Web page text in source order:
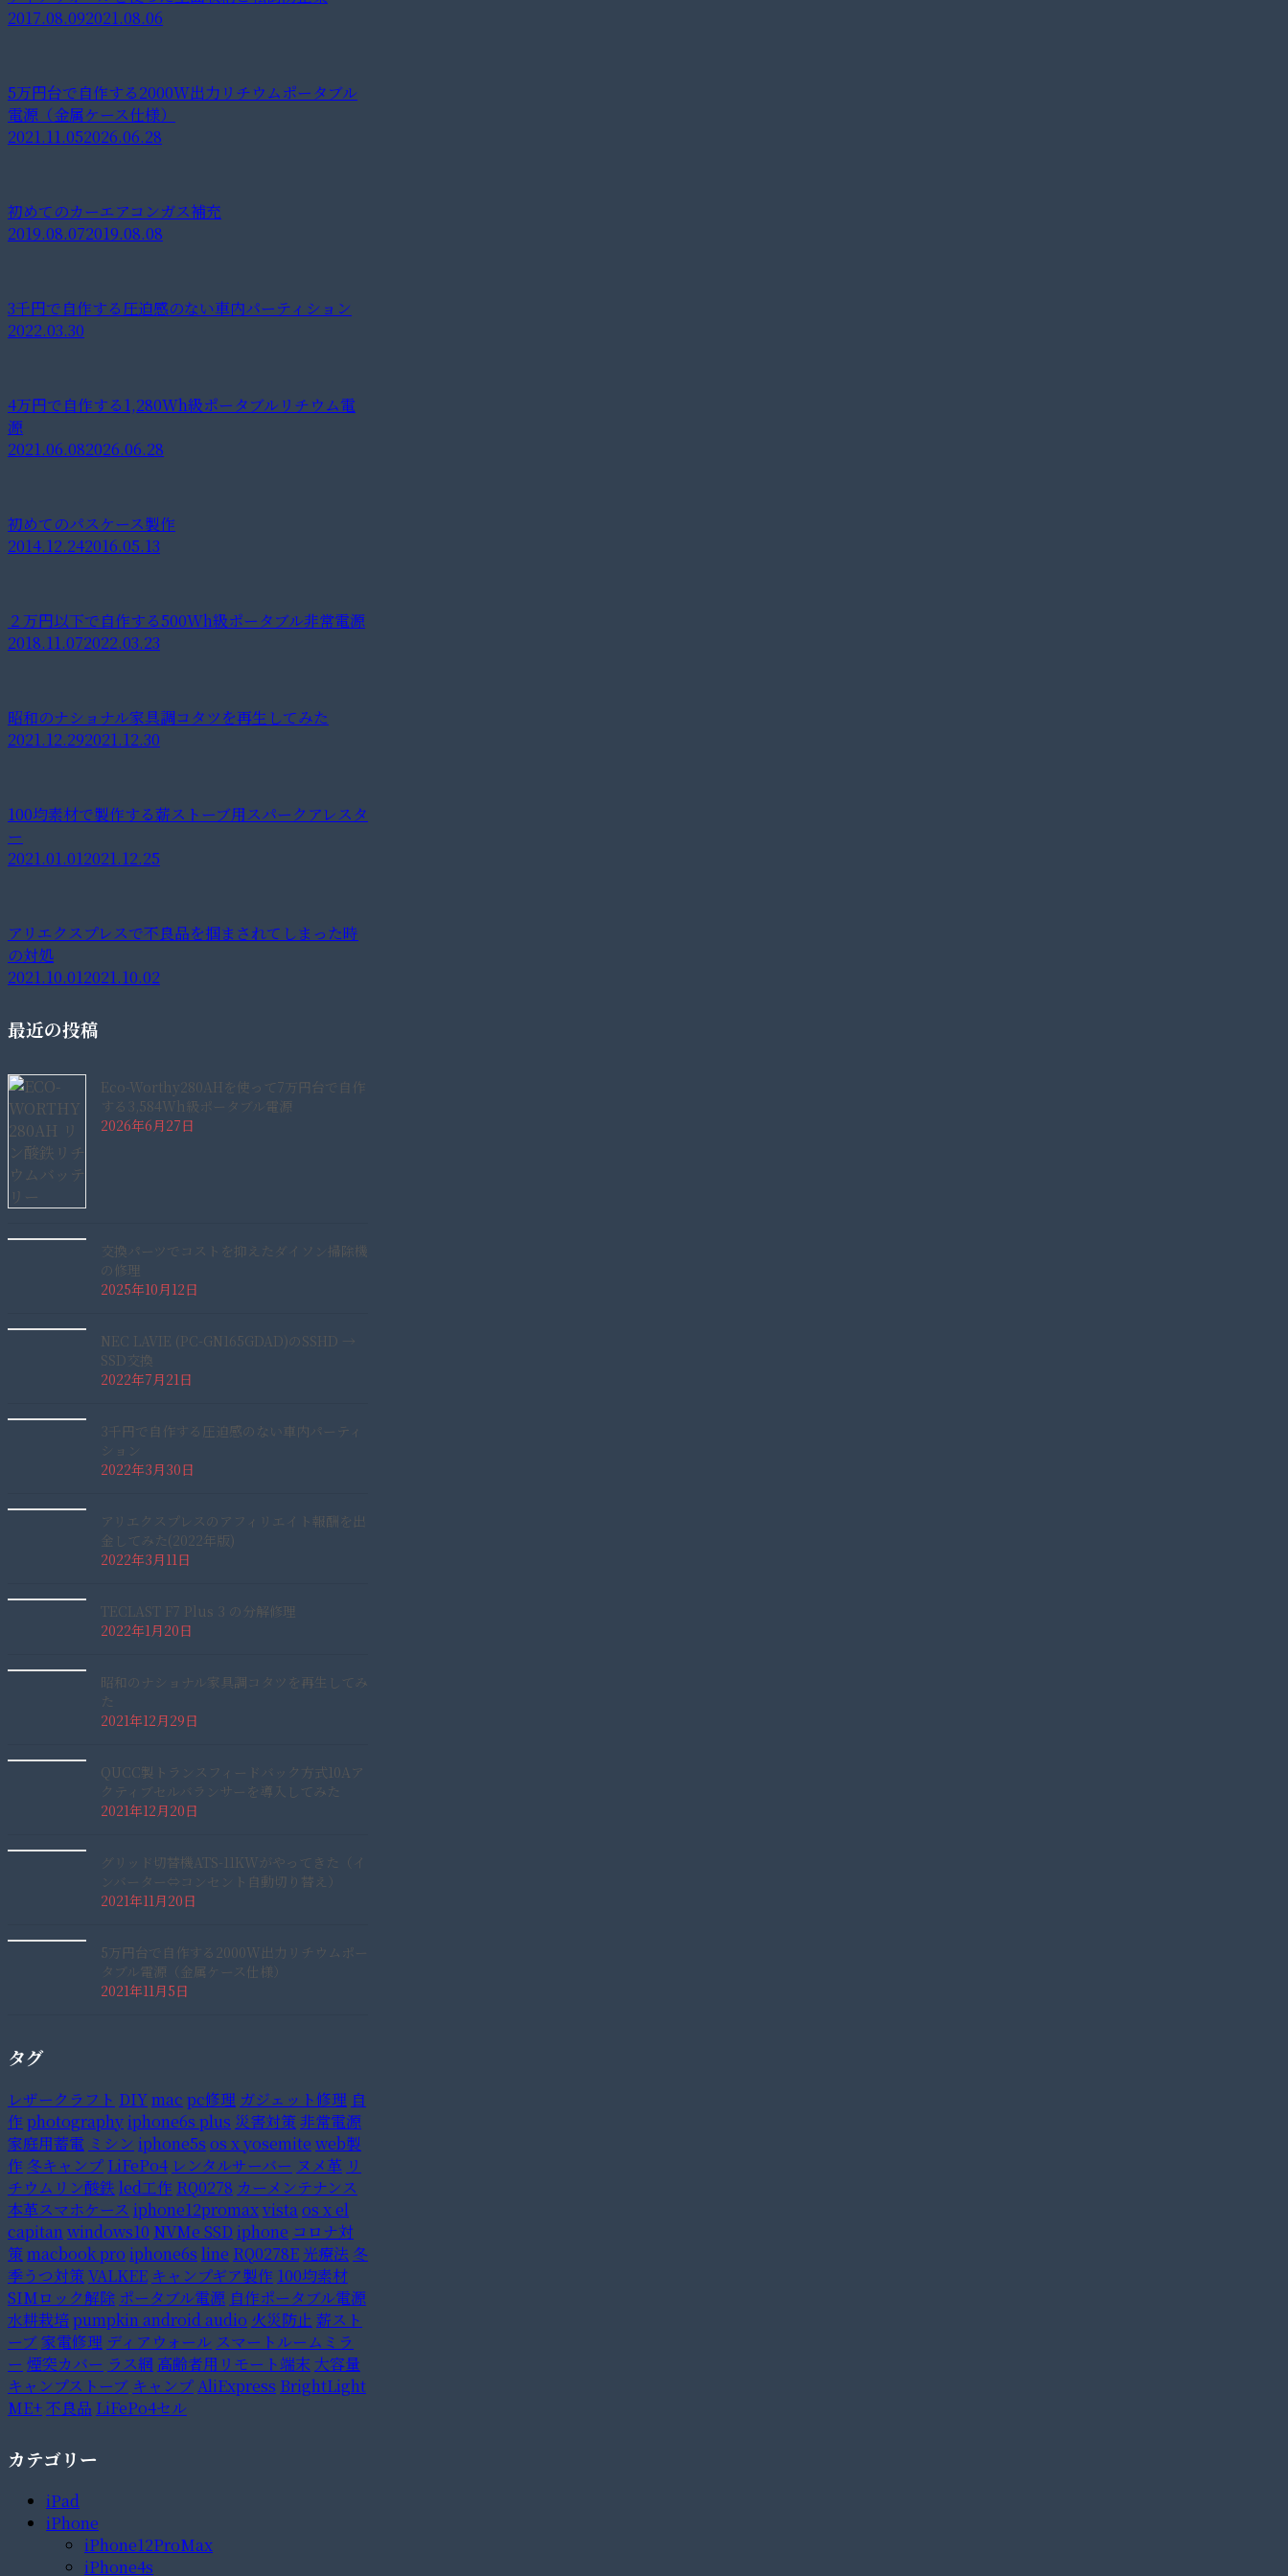
2017.08.092021.08.06
5万円台で自作する2000W出力リチウムポータブル
電源（金属ケース仕様）
2021.11.052026.06.28
初めてのカーエアコンガス補充
2019.08.072019.08.08
3千円で自作する圧迫感のない車内パーティション
2022.03.30
4万円で自作する1,280Wh級ポータブルリチウム電
源
2021.06.082026.06.28
初めてのパスケース製作
2014.12.242016.05.13
２万円以下で自作する500Wh級ポータブル非常電源
2018.11.072022.03.23
昭和のナショナル家具調コタツを再生してみた
2021.12.292021.12.30
100均素材で製作する薪ストーブ用スパークアレスタ
ー
2021.01.012021.12.25
アリエクスプレスで不良品を掴まされてしまった時
の対処
2021.10.012021.10.02
最近の投稿
Eco-Worthy280AHを使って7万円台で自作
する3,584Wh級ポータブル電源
2026年6月27日
交換パーツでコストを抑えたダイソン掃除機
の修理
2025年10月12日
NEC LAVIE (PC-GN165GDAD)のSSHD →
SSD交換
2022年7月21日
3千円で自作する圧迫感のない車内パーティ
ション
2022年3月30日
アリエクスプレスのアフィリエイト報酬を出
金してみた(2022年版)
2022年3月11日
TECLAST F7 Plus 3 の分解修理
2022年1月20日
昭和のナショナル家具調コタツを再生してみ
た
2021年12月29日
QUCC製トランスフィードバック方式10Aア
クティブセルバランサーを導入してみた
2021年12月20日
グリッド切替機ATS-11KWがやってきた（イ
ンバーター⇔コンセント自動切り替え）
2021年11月20日
5万円台で自作する2000W出力リチウムポー
タブル電源（金属ケース仕様）
2021年11月5日
タグ
レザークラフト DIYmac pc修理 ガジェット修理 自
作 photography iphone6s plus 災害対策非常電源
家庭用蓄電 ミシン iphone5s os x yosemite web製
作 冬キャンプ LiFePo4 レンタルサーバー ヌメ革 リ
チウムリン酸鉄 led工作 RQ0278 カーメンテナンス
本革スマホケース iphone12promaxvista os x el
capitan windows10 NVMe SSD iphone コロナ対
策macbook pro iphone6s line RQ0278E 光療法 冬
季うつ対策VALKEE キャンプギア製作 100均素材
SIMロック解除 ポータブル電源 自作ポータブル電源
水耕栽培pumpkin android audio 火災防止 薪スト
ーブ家電修理 ディアウォール スマートルームミラ
ー 煙突カバー ラス網 高齢者用リモート端末 大容量
キャンプストーブ キャンプ AliExpress BrightLight
ME+不良品 LiFePo4セル
カテゴリー
iPad
iPhone
iPhone12ProMax
iPhone4s